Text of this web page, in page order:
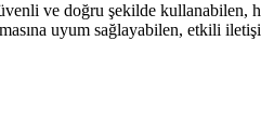
ve doğru şekilde
uyum sağlayabilen, etkili